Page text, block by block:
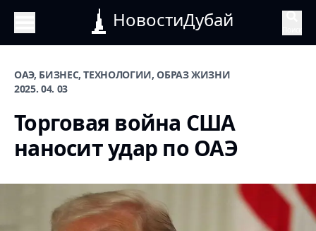
НовостиДубай
ОАЭ, БИЗНЕС, ТЕХНОЛОГИИ, ОБРАЗ ЖИЗНИ
2025. 04. 03
Торговая война США
наносит удар по ОАЭ